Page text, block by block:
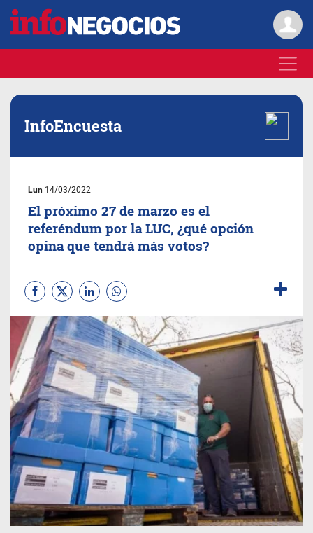
InfoEncuesta
Lun 14/03/2022
El próximo 27 de marzo es el
referéndum por la LUC, ¿qué opción
opina que tendrá más votos?